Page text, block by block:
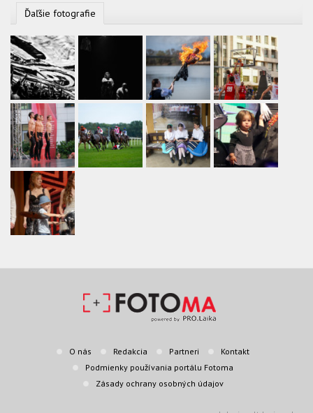
Ďaľšie fotografie
O nás Redakcia Partneri
Kontakt
Podmienky používania portálu Fotoma
Zásady ochrany osobných údajov